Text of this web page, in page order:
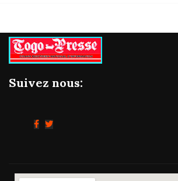
Suivez nous: